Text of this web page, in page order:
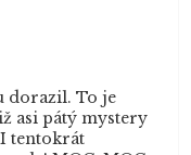
5 z 5 hvězdiček.
dorazil. To je
asi pátý mystery
I tentokrát